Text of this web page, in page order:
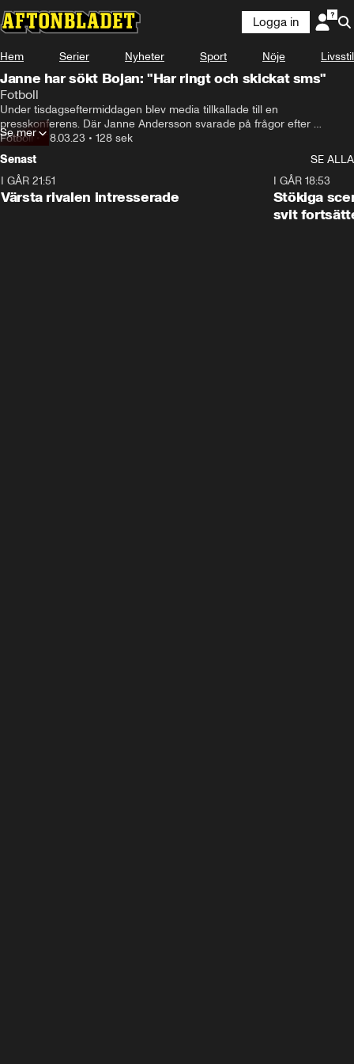
Logga in
Hem Serier Nyheter Sport Nöje Livsstil
Janne har sökt Bojan: "Har ringt och skickat sms"
Fotboll
Under tisdagseftermiddagen blev media tillkallade till en
presskonferens. Där Janne Andersson svarade på frågor efter
storbråket i Viaplay studion med experten Bojan Djordjic efter Sveriges
EM-kvalseger mot Azerbajdzjan.
Fotboll•28.03.23 • 128 sek
Se mer
Senast
SE ALLA
I GÅR 21:51
Värsta rivalen intresserade
I GÅR 18:53
Stökiga
svit